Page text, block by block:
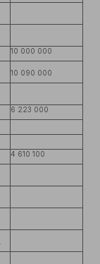
10 000 000
10 090 000
6 223 000
4 610 100